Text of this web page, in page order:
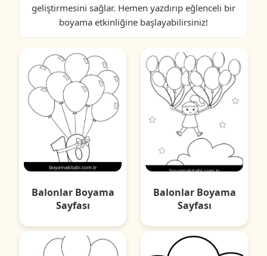
geliştirmesini sağlar. Hemen yazdırıp eğlenceli bir
boyama etkinliğine başlayabilirsiniz!
Balonlar Boyama
Sayfası
Balonlar Boyama
Sayfası